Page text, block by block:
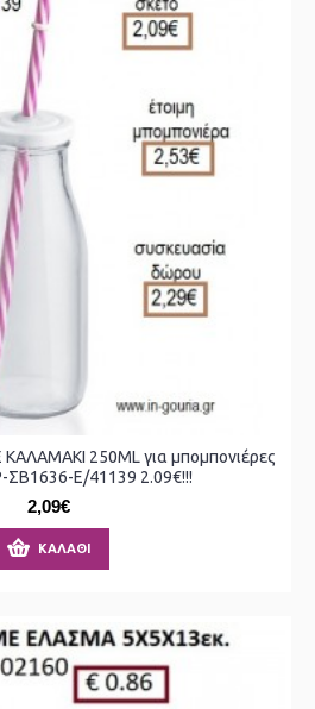
250ML για μπομπονιέρες
ΣΒ1636-Ε/41139 2.09€!!!
2,09€
ΚΑΛΆΘΙ